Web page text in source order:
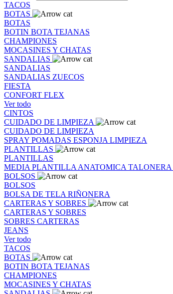
TACOS
BOTAS
BOTAS
BOTIN BOTA TEJANAS
CHAMPIONES
MOCASINES Y CHATAS
SANDALIAS
SANDALIAS
SANDALIAS ZUECOS
FIESTA
CONFORT FLEX
Ver todo
CINTOS
CUIDADO DE LIMPIEZA
CUIDADO DE LIMPIEZA
SPRAY POMADAS ESPONJA LIMPIEZA
PLANTILLAS
PLANTILLAS
MEDIA PLANTILLA ANATOMICA TALONERA
BOLSOS
BOLSOS
BOLSA DE TELA RIÑONERA
CARTERAS Y SOBRES
CARTERAS Y SOBRES
SOBRES CARTERAS
JEANS
Ver todo
TACOS
BOTAS
BOTIN BOTA TEJANAS
CHAMPIONES
MOCASINES Y CHATAS